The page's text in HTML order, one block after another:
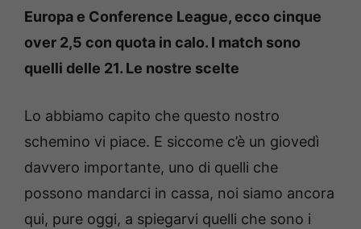
Europa e Conference League, ecco cinque
over 2,5 con quota in calo. I match sono
quelli delle 21. Le nostre scelte
Lo abbiamo capito che questo nostro
schemino vi piace. E siccome c’è un giovedì
davvero importante, uno di quelli che
possono mandarci in cassa, noi siamo ancora
qui, pure oggi, a spiegarvi quelli che sono i